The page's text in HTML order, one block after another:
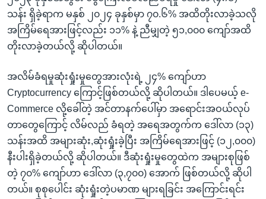
သန်း ရှိခဲ့ရာက မနှစ် ၂၀၂၄ ခုနှစ်မှာ ၇၀.၆% အထိတိုးလာခဲ့သလို
အကြိမ်ရေအားဖြင့်လည်း ၁၁% နဲ့ ညီမျှတဲ့ ၅၁,၀၀၀ ကျော်အထိ
တိုးလာခဲ့တယ်လို့ ဆိုပါတယ်။
အလိမ်ခံရမှုဆုံးရှုံးမှုတွေအားလုံးရဲ့ ၂၄% ကျော်ဟာ
Cryptocurrency ကြောင့်ဖြစ်တယ်လို့ ဆိုပါတယ်။ ဒါပေမယ့် e-
Commerce လို့ခေါ်တဲ့ အင်တာနက်ပေါ်မှာ အရောင်းအဝယ်လုပ်
တာတွေကြောင့် လိမ်လည် ခံရတဲ့ အရေအတွက်က ဒေါ်လာ (၁၃)
သန်းအထိ အများဆုံး,ဆုံးရှုံးခဲ့ပြီး အကြိမ်ရေအားဖြင့် (၁၂,၀၀၀)
နီးပါးရှိခဲ့တယ်လို့ ဆိုပါတယ်။ ဒီဆုံးရှုံးမှုတွေထဲက အများစုဖြစ်
တဲ့ ၇၀% ကျော်ဟာ ဒေါ်လာ (၃,၇၀၀) အောက် ဖြစ်တယ်လို့ ဆိုပါ
တယ်။ စုစုပေါင်း ဆုံးရှုံးတဲ့ပမာဏ များရခြင်း အကြောင်းရင်း